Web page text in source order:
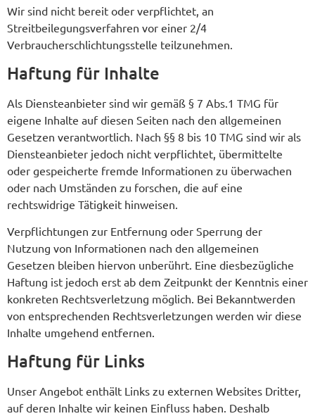
Wir sind nicht bereit oder verpflichtet, an
Streitbeilegungsverfahren vor einer 2/4
Verbraucherschlichtungsstelle teilzunehmen.
Haftung für Inhalte
Als Diensteanbieter sind wir gemäß § 7 Abs.1 TMG für
eigene Inhalte auf diesen Seiten nach den allgemeinen
Gesetzen verantwortlich. Nach §§ 8 bis 10 TMG sind wir als
Diensteanbieter jedoch nicht verpflichtet, übermittelte
oder gespeicherte fremde Informationen zu überwachen
oder nach Umständen zu forschen, die auf eine
rechtswidrige Tätigkeit hinweisen.
Verpflichtungen zur Entfernung oder Sperrung der
Nutzung von Informationen nach den allgemeinen
Gesetzen bleiben hiervon unberührt. Eine diesbezügliche
Haftung ist jedoch erst ab dem Zeitpunkt der Kenntnis einer
konkreten Rechtsverletzung möglich. Bei Bekanntwerden
von entsprechenden Rechtsverletzungen werden wir diese
Inhalte umgehend entfernen.
Haftung für Links
Unser Angebot enthält Links zu externen Websites Dritter,
auf deren Inhalte wir keinen Einfluss haben. Deshalb